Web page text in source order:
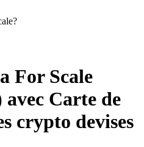
For Scale
Carte de
crypto devises